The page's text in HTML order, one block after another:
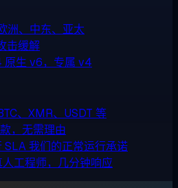
洲、中东、亚太
击缓解
原生 v6，专属 v4
、XMR、USDT 等
，无需理由
SLA我们的正常运行承诺
人工程师，几分钟响应